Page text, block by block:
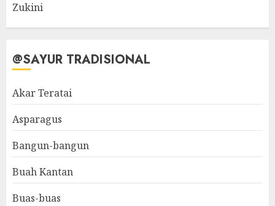
Zukini
@SAYUR TRADISIONAL
Akar Teratai
Asparagus
Bangun-bangun
Buah Kantan
Buas-buas